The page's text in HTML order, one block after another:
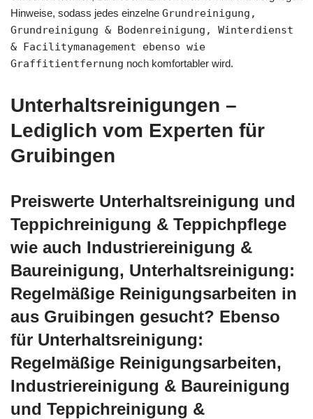
Hinweise, sodass jedes einzelne Grundreinigung,
Grundreinigung & Bodenreinigung, Winterdienst
& Facilitymanagement ebenso wie
Graffitientfernung noch komfortabler wird.
Unterhaltsreinigungen –
Lediglich vom Experten für
Gruibingen
Preiswerte Unterhaltsreinigung und
Teppichreinigung & Teppichpflege
wie auch Industriereinigung &
Baureinigung, Unterhaltsreinigung:
Regelmäßige Reinigungsarbeiten in
aus Gruibingen gesucht? Ebenso
für Unterhaltsreinigung:
Regelmäßige Reinigungsarbeiten,
Industriereinigung & Baureinigung
und Teppichreinigung &